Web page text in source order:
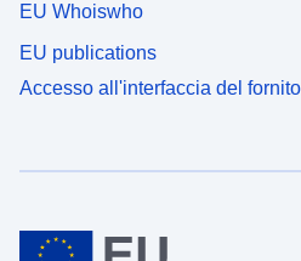
EU Whoiswho
EU publications
Accesso all'interfaccia del